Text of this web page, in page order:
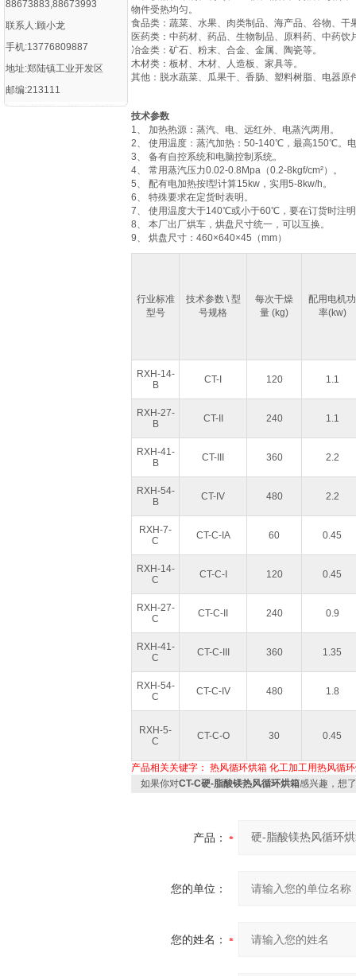
88673883,88673993
联系人:顾小龙
手机:13776809887
地址:郑陆镇工业开发区
邮编:213111
物件受热均匀。
食品类‌：蔬菜、水果、肉类制品、海产品、谷物、干
医药类‌：中药材、药品、生物制品、原料药、中药
‌冶金类‌：矿石、粉末、合金、金属、陶瓷等‌。
‌木材类‌：板材、木材、人造板、家具等‌。
其他‌：脱水蔬菜、瓜果干、香肠、塑料树脂、电器原
技术参数
1、 加热热源：蒸汽、电、远红外、电蒸汽两用。
2、 使用温度：蒸汽加热：50-140℃，最高150℃。
3、 备有自控系统和电脑控制系统。
4、 常用蒸汽压力0.02-0.8Mpa（0.2-8kgf/cm²）。
5、 配有电加热按I型计算15kw，实用5-8kw/h。
6、 特殊要求在定货时表明。
7、 使用温度大于140℃或小于60℃，要在订货时注
8、 本厂出厂烘车，烘盘尺寸统一，可以互换。
9、 烘盘尺寸：460×640×45（mm）
行业标准
型号
技术参数 \ 型
号规格
每次干燥
量 (kg)
配用电机功
率(kw)
RXH-14-
B
CT-I 120 1.1
RXH-27-
B
CT-II 240 1.1
RXH-41-
B
CT-III 360 2.2
RXH-54-
B
CT-IV 480 2.2
RXH-7-
C
CT-C-IA 60 0.45
RXH-14-
C
CT-C-I 120 0.45
RXH-27-
C
CT-C-II 240 0.9
RXH-41-
C
CT-C-III 360 1.35
RXH-54-
C
CT-C-IV 480 1.8
RXH-5-
C
CT-C-O 30 0.45
产品相关关键字： 热风循环烘箱 化工加工用热风循
如果你对CT-C硬-脂酸镁热风循环烘箱感兴趣，想
产品：
您的单位：
您的姓名：